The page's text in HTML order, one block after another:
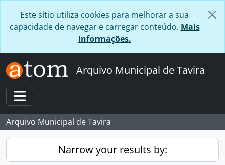
Este sítio utiliza cookies para melhorar a sua
capacidade de navegar e carregar conteúdo. Mais
Informações.
Arquivo Municipal de Tavira
Toggle navigation
Arquivo Municipal de Tavira
Narrow your results by: